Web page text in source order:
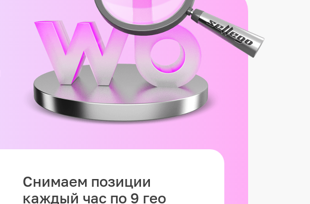
Снимаем позиции
каждый час по 9 гео